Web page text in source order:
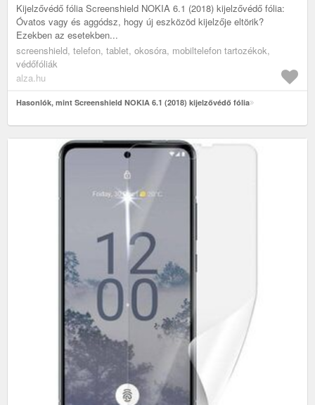
Kijelzővédő fólia Screenshield NOKIA 6.1 (2018) kijelzővédő fólia:
Óvatos vagy és aggódsz, hogy új eszközöd kijelzője eltörik?
Ezekben az esetekben...
screenshield, telefon, tablet, okosóra, mobiltelefon tartozékok,
védőfóliák
alza.hu
Hasonlók, mint Screenshield NOKIA 6.1 (2018) kijelzővédő fólia